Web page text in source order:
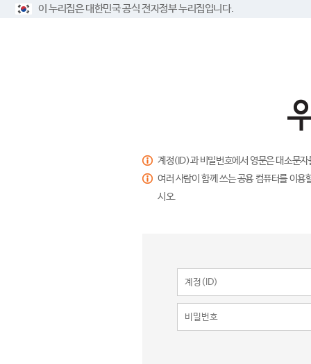
이 누리집은 대한민국 공식 전자정부 누리집입니다.
계정(ID)과 비밀번호에서 영문은 대소문
여러 사람이 함께 쓰는 공용 컴퓨터를 이
시오.